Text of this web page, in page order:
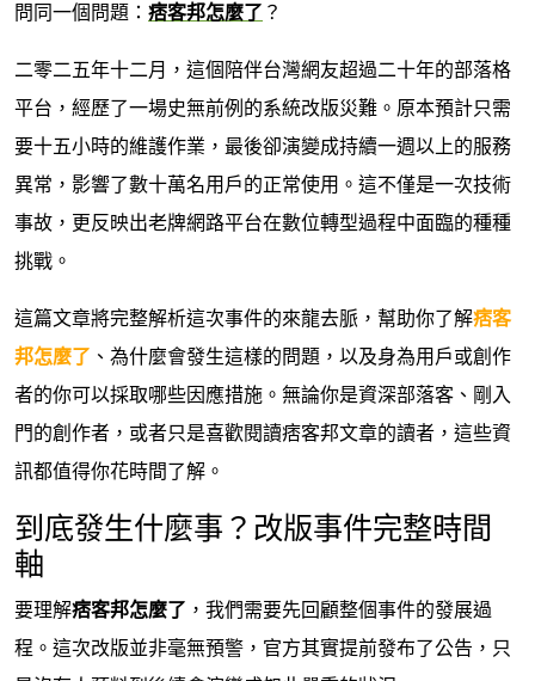
問同一個問題： 痞客邦怎麼了 ？
二零二五年十二月，這個陪伴台灣網友超過二十年的部落格
平台，經歷了一場史無前例的系統改版災難。原本預計只需
要十五小時的維護作業，最後卻演變成持續一週以上的服務
異常，影響了數十萬名用戶的正常使用。這不僅是一次技術
事故，更反映出老牌網路平台在數位轉型過程中面臨的種種
挑戰。
這篇文章將完整解析這次事件的來龍去脈，幫助你了解痞客
邦怎麼了 、為什麼會發生這樣的問題，以及身為用戶或創作
者的你可以採取哪些因應措施。無論你是資深部落客、剛入
門的創作者，或者只是喜歡閱讀痞客邦文章的讀者，這些資
訊都值得你花時間了解。
到底發生什麼事？改版事件完整時間
軸
要理解痞客邦怎麼了 ，我們需要先回顧整個事件的發展過
程。這次改版並非毫無預警，官方其實提前發布了公告，只